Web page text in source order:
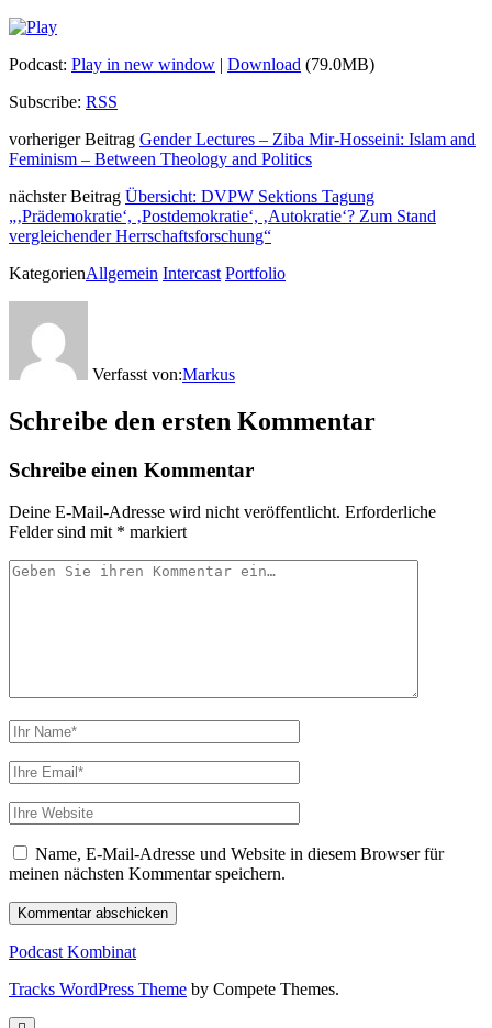
Podcast: Play in new window | Download (79.0MB)
Subscribe: RSS
vorheriger Beitrag Gender Lectures – Ziba Mir-Hosseini: Islam and
Feminism – Between Theology and Politics
nächster Beitrag Übersicht: DVPW Sektions Tagung
„‚Prädemokratie‘, ‚Postdemokratie‘, ‚Autokratie‘? Zum Stand
vergleichender Herrschaftsforschung“
KategorienAllgemein Intercast Portfolio
Verfasst von:Markus
Schreibe den ersten Kommentar
Schreibe einen Kommentar
Deine E-Mail-Adresse wird nicht veröffentlicht. Erforderliche
Felder sind mit * markiert
Ihr
Ihr
Name
Ihre
Email
Webseiten
URL
Name, E-Mail-Adresse und Website in diesem Browser für
meinen nächsten Kommentar speichern.
Podcast Kombinat
Tracks WordPress Theme by Compete Themes.